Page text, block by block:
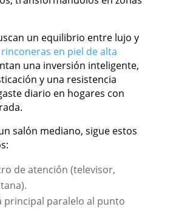
un equilibrio entre lujo y
rinconeras en piel de alta
una inversión inteligente,
y una resistencia
diario en hogares con
salón mediano, sigue estos
de atención (televisor,
principal paralelo al punto